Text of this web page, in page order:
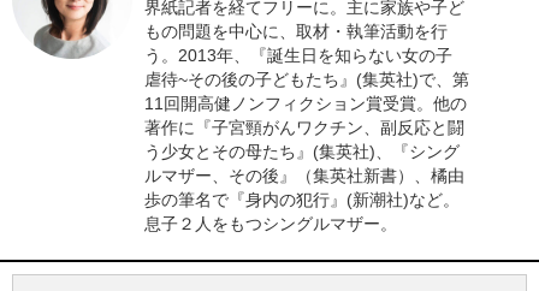
界紙記者を経てフリーに。主に家族や子ど
もの問題を中心に、取材・執筆活動を行
う。2013年、『誕生日を知らない女の子
虐待~その後の子どもたち』(集英社)で、第
11回開高健ノンフィクション賞受賞。他の
著作に『子宮頸がんワクチン、副反応と闘
う少女とその母たち』(集英社)、『シング
ルマザー、その後』（集英社新書）、橘由
歩の筆名で『身内の犯行』(新潮社)など。
息子２人をもつシングルマザー。